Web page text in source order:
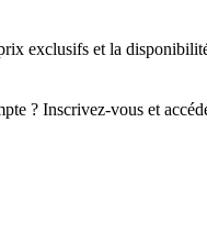
exclusifs et la
? Inscrivez-vous et